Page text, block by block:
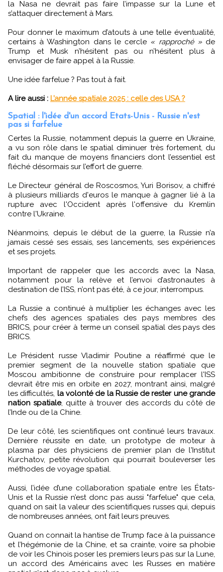
la Nasa ne devrait pas faire l’impasse sur la Lune et
s’attaquer directement à Mars.
Pour donner le maximum d’atouts à une telle éventualité,
certains à Washington dans le cercle « rapproché »de
Trump et Musk n’hésitent pas ou n’hésitent plus à
envisager de faire appel à la Russie.
Une idée farfelue ? Pas tout à fait.
A lire aussi : L’année spatiale 2025 : celle des USA ?
Spatial : l'idée d'un accord Etats-Unis - Russie n'est
pas si farfelue
Certes la Russie, notamment depuis la guerre en Ukraine,
a vu son rôle dans le spatial diminuer très fortement, du
fait du manque de moyens financiers dont l’essentiel est
fléché désormais sur l’effort de guerre.
Le Directeur général de Roscosmos, Yuri Borisov, a chiffré
à plusieurs milliards d'euros le manque à gagner lié à la
rupture avec l'Occident après l'offensive du Kremlin
contre l'Ukraine.
Néanmoins, depuis le début de la guerre, la Russie n’a
jamais cessé ses essais, ses lancements, ses expériences
et ses projets.
Important de rappeler que les accords avec la Nasa,
notamment pour la relève et l’envoi d’astronautes à
destination de l’ISS, n’ont pas été, à ce jour, interrompus.
La Russie a continué à multiplier les échanges avec les
chefs des agences spatiales des pays membres des
BRICS, pour créer à terme un conseil spatial des pays des
BRICS.
Le Président russe Vladimir Poutine a réaffirmé que le
premier segment de la nouvelle station spatiale que
Moscou ambitionne de construire pour remplacer l'ISS
devrait être mis en orbite en 2027, montrant ainsi, malgré
les difficultés, la volonté de la Russie de rester une grande
nation spatiale, quitte à trouver des accords du côté de
l’Inde ou de la Chine.
De leur côté, les scientifiques ont continué leurs travaux.
Dernière réussite en date, un prototype de moteur à
plasma par des physiciens de premier plan de l'Institut
Kurchatov, petite révolution qui pourrait bouleverser les
méthodes de voyage spatial.
Aussi, l’idée d’une collaboration spatiale entre les États-
Unis et la Russie n’est donc pas aussi "farfelue" que cela,
quand on sait la valeur des scientifiques russes qui, depuis
de nombreuses années, ont fait leurs preuves.
Quand on connait la hantise de Trump face à la puissance
et l’hégémonie de la Chine, et sa crainte, voire sa phobie
de voir les Chinois poser les premiers leurs pas sur la Lune,
un accord des Américains avec les Russes en matière